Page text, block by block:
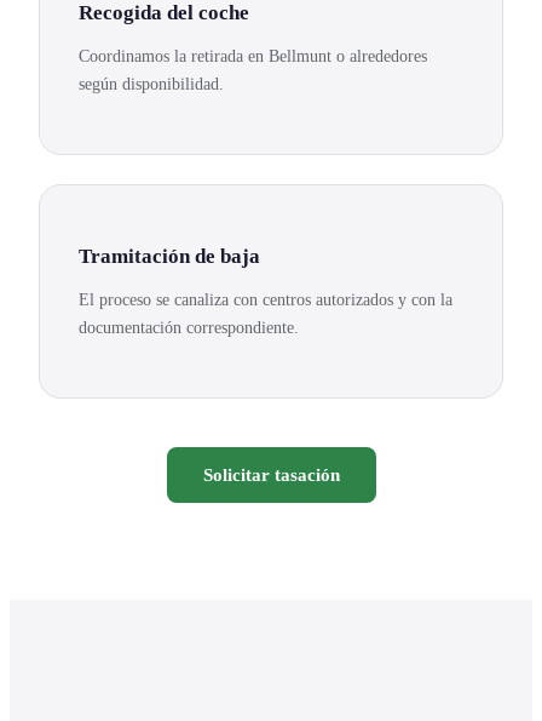
Recogida del coche
Coordinamos la retirada en Bellmunt o alrededores
según disponibilidad.
Tramitación de baja
El proceso se canaliza con centros autorizados y con la
documentación correspondiente.
Solicitar tasación